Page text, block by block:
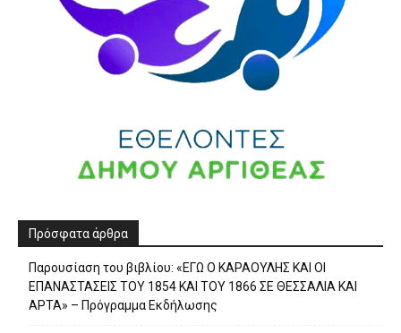
Πρόσφατα άρθρα
Παρουσίαση του βιβλίου: «ΕΓΩ Ο ΚΑΡΑΟΥΛΗΣ ΚΑΙ ΟΙ
ΕΠΑΝΑΣΤΑΣΕΙΣ ΤΟΥ 1854 ΚΑΙ ΤΟΥ 1866 ΣΕ ΘΕΣΣΑΛΙΑ ΚΑΙ
ΑΡΤΑ» – Πρόγραμμα Εκδήλωσης